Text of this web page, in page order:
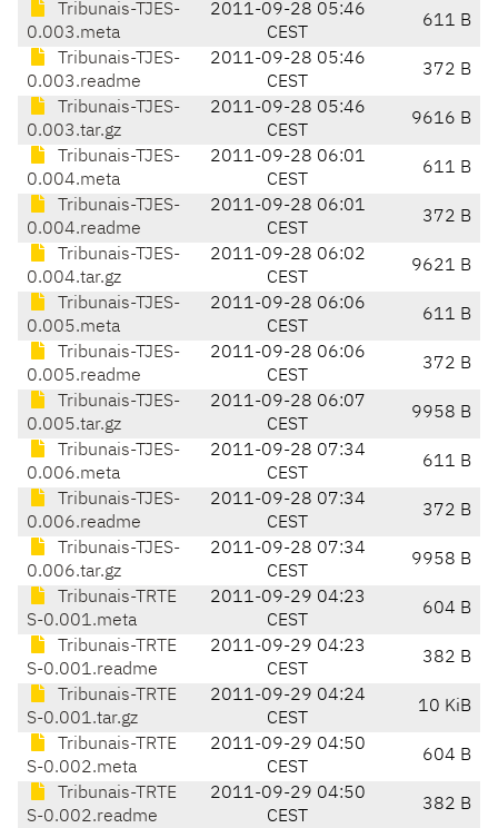
Tribunais-TJES-
0.003.meta
2011-09-28 05:46
CEST
611 B
Tribunais-TJES-
0.003.readme
2011-09-28 05:46
CEST
372 B
Tribunais-TJES-
0.003.tar.gz
2011-09-28 05:46
CEST
9616 B
Tribunais-TJES-
0.004.meta
2011-09-28 06:01
CEST
611 B
Tribunais-TJES-
0.004.readme
2011-09-28 06:01
CEST
372 B
Tribunais-TJES-
0.004.tar.gz
2011-09-28 06:02
CEST
9621 B
Tribunais-TJES-
0.005.meta
2011-09-28 06:06
CEST
611 B
Tribunais-TJES-
0.005.readme
2011-09-28 06:06
CEST
372 B
Tribunais-TJES-
0.005.tar.gz
2011-09-28 06:07
CEST
9958 B
Tribunais-TJES-
0.006.meta
2011-09-28 07:34
CEST
611 B
Tribunais-TJES-
0.006.readme
2011-09-28 07:34
CEST
372 B
Tribunais-TJES-
0.006.tar.gz
2011-09-28 07:34
CEST
9958 B
Tribunais-TRTE
S-0.001.meta
2011-09-29 04:23
CEST
604 B
Tribunais-TRTE
S-0.001.readme
2011-09-29 04:23
CEST
382 B
Tribunais-TRTE
S-0.001.tar.gz
2011-09-29 04:24
CEST
10 KiB
Tribunais-TRTE
S-0.002.meta
2011-09-29 04:50
CEST
604 B
Tribunais-TRTE
S-0.002.readme
2011-09-29 04:50
CEST
382 B